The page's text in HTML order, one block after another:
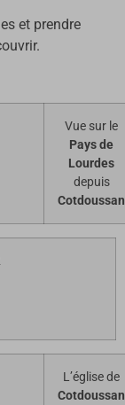
et prendre
Vue sur le
Pays de
Lourdes
depuis
Cotdoussan
L’église de
Cotdoussan